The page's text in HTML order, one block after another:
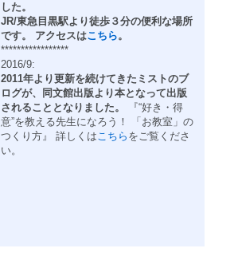
した。
JR/東急目黒駅より徒歩３分の便利な場所
です。 アクセスはこちら。
*****************
2016/9:
2011年より更新を続けてきたミストのブ
ログが、同文館出版より本となって出版
されることとなりました。
『“好き・得
意”を教える先生になろう！ 「お教室」の
つくり方』 詳しくはこちら をご覧くださ
い。